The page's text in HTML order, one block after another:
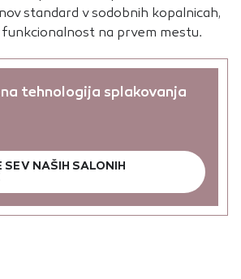
standard v sodobnih kopalnicah,
na prvem mestu.
tehnologija splakovanja
V NAŠIH SALONIH